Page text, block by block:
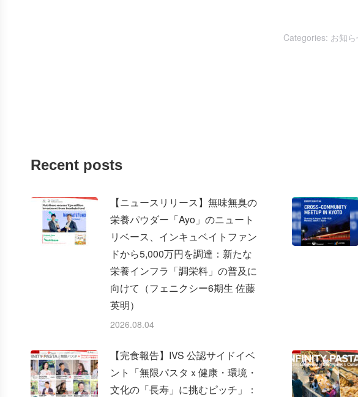
Categories: お知
Recent posts
【ニュースリリース】無味無臭の
栄養パウダー「Ayo」のニュート
リベース、インキュベイトファン
ドから5,000万円を調達：新たな
栄養インフラ「調栄料」の普及に
向けて（フェニクシー6期生 佐藤
英明）
2026.08.04
【完食報告】IVS 公認サイドイベ
ント「無限パスタｘ健康・環境・
文化の「長寿」に挑むピッチ」：